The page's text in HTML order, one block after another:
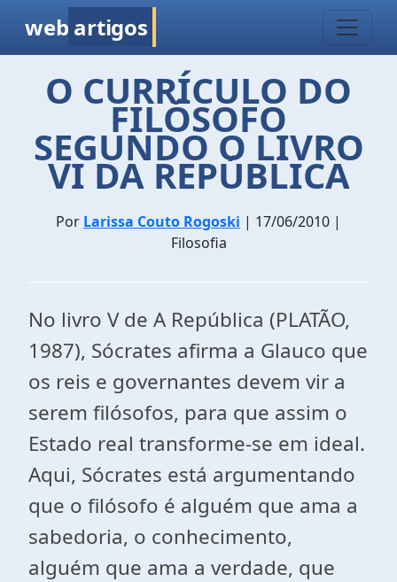
web artigos
O CURRÍCULO DO
FILÓSOFO
SEGUNDO O LIVRO
VI DA REPÚBLICA
Por Larissa Couto Rogoski | 17/06/2010 |
Filosofia
No livro V de A República (PLATÃO,
1987), Sócrates afirma a Glauco que
os reis e governantes devem vir a
serem filósofos, para que assim o
Estado real transforme-se em ideal.
Aqui, Sócrates está argumentando
que o filósofo é alguém que ama a
sabedoria, o conhecimento,
alguém que ama a verdade, que